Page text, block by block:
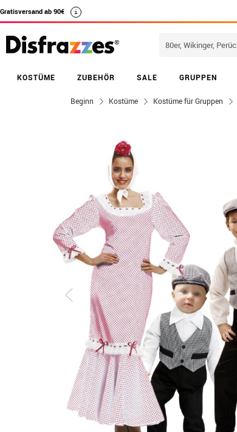
Gratisversand ab 90€ i
KOSTÜME ZUBEHÖR SALE GRUPPEN
Beginn Kostüme Kostüme für Gruppen